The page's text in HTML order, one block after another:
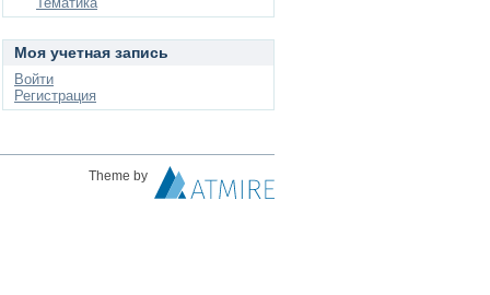
Моя учетная запись
Войти
Регистрация
Theme by